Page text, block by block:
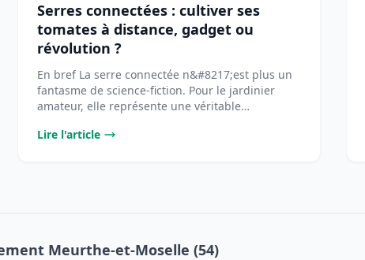
Serres connectées : cultiver ses
tomates à distance, gadget ou
révolution ?
En bref La serre connectée n&#8217;est plus un
fantasme de science-fiction. Pour le jardinier
amateur, elle représente une véritable
Lire l'article
Meurthe-et-Moselle (54)